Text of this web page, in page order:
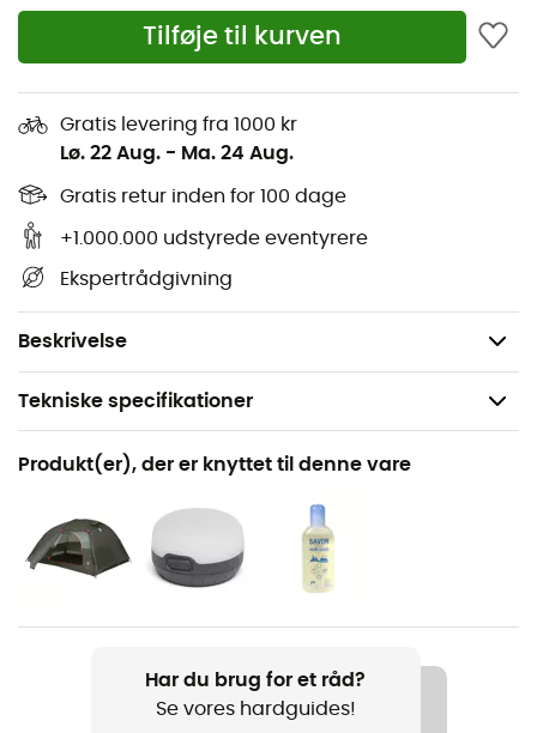
Tilføje til kurven
Gratis levering fra 1000 kr
Lø. 22 Aug. - Ma. 24 Aug.
Gratis retur inden for 100 dage
+1.000.000 udstyrede eventyrere
Ekspertrådgivning
Beskrivelse
beskyttelse medteltunderlaget Footprint Copper Spur
Big Agnes. Detteteltunderlag
kompatibelt med teltet Copper Spur HV UL3og vil
beskytte bunden af dette mod vand og vejr.
Materialer: nylon Rip-stop 1200 mm - vandtæt
polyurethanbelægning
Fungerer med Copper Spur HV telte og Copper
Spur HV mtnGLO telte
Kompatibel med Fast Fly
Kun kompatibel med HV Copper Spur 2020-serien
(inklusive mtnGLO)
Tekniske specifikationer
Anbefales til
Vandreture / Trekking / Camping
Produkt
Footprint Copper Spur UL3
Vandtæthed
Produkt(er), der er knyttet til denne vare
Har du brug for et råd?
Se vores hardguides!